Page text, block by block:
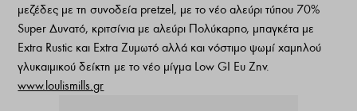
μεζέδες με τη συνοδεία pretzel, με το νέο αλεύρι τύπου 70%
Super Δυνατό, κριτσίνια με αλεύρι Πολύκαρπο, μπαγκέτα με
Extra Rustic και Extra Ζυμωτό αλλά και νόστιμο ψωμί χαμηλού
γλυκαιμικού δείκτη με το νέο μίγμα Low GI Ευ Ζην.
www.loulismills.gr